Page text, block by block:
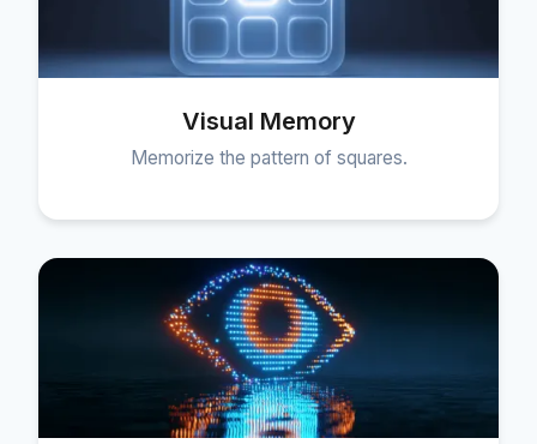
Visual Memory
Memorize the pattern of squares.